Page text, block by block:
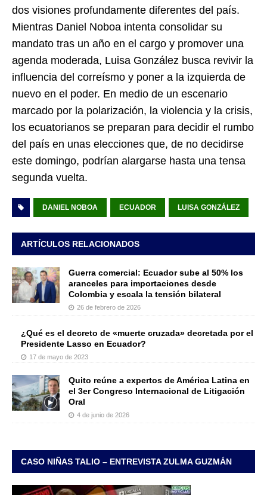
dos visiones profundamente diferentes del país.
Mientras Daniel Noboa intenta consolidar su
mandato tras un año en el cargo y promover una
agenda moderada, Luisa González busca revivir la
influencia del correísmo y poner a la izquierda de
nuevo en el poder. En medio de un escenario
marcado por la polarización, la violencia y la crisis,
los ecuatorianos se preparan para decidir el rumbo
del país en unas elecciones que, de no decidirse
este domingo, podrían alargarse hasta una tensa
segunda vuelta.
DANIEL NOBOA ECUADOR LUISA GONZÁLEZ
ARTÍCULOS RELACIONADOS
Guerra comercial: Ecuador sube al 50% los
aranceles para importaciones desde
Colombia y escala la tensión bilateral
26 de febrero de 2026
¿Qué es el decreto de «muerte cruzada» decretada por el
Presidente Lasso en Ecuador?
17 de mayo de 2023
Quito reúne a expertos de América Latina en
el 3er Congreso Internacional de Litigación
Oral
4 de junio de 2026
CASO NIÑAS TALIO – ENTREVISTA ZULMA GUZMÁN